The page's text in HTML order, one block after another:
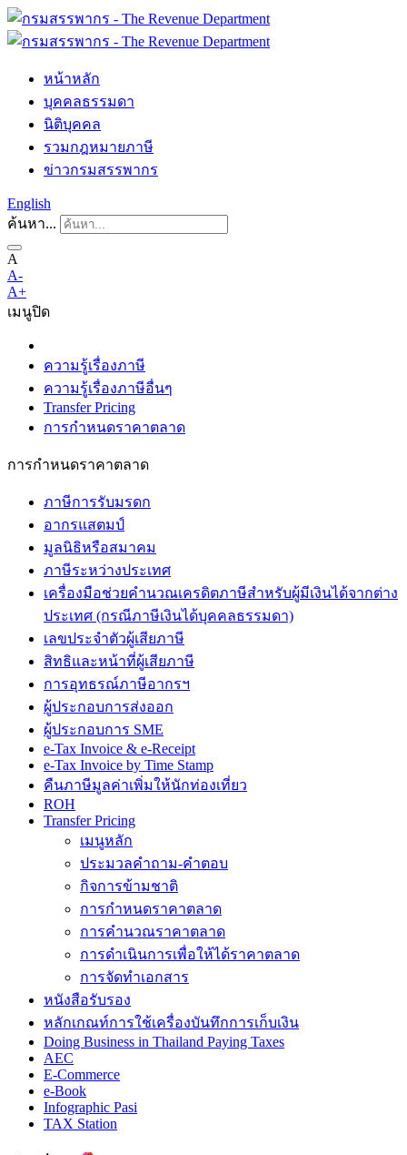
หน้าหลัก
บุคคลธรรมดา
นิติบุคคล
รวมกฎหมายภาษี
ข่าวกรมสรรพากร
English
ค้นหา...
A
A-
A+
เมนูปิด
ความรู้เรื่องภาษี
ความรู้เรื่องภาษีอื่นๆ
Transfer Pricing
การกำหนดราคาตลาด
การกำหนดราคาตลาด
ภาษีการรับมรดก
อากรแสตมป์
มูลนิธิหรือสมาคม
ภาษีระหว่างประเทศ
เครื่องมือช่วยคำนวณเครดิตภาษีสำหรับผู้มีเงินได้จากต่าง
ประเทศ (กรณีภาษีเงินได้บุคคลธรรมดา)
เลขประจำตัวผู้เสียภาษี
สิทธิและหน้าที่ผู้เสียภาษี
การอุทธรณ์ภาษีอากรฯ
ผู้ประกอบการส่งออก
ผู้ประกอบการ SME
e-Tax Invoice & e-Receipt
e-Tax Invoice by Time Stamp
คืนภาษีมูลค่าเพิ่มให้นักท่องเที่ยว
ROH
Transfer Pricing
เมนูหลัก
ประมวลคำถาม-คำตอบ
กิจการข้ามชาติ
การกำหนดราคาตลาด
การคำนวณราคาตลาด
การดำเนินการเพื่อให้ได้ราคาตลาด
การจัดทำเอกสาร
หนังสือรับรอง
หลักเกณท์การใช้เครื่องบันทึกการเก็บเงิน
Doing Business in Thailand Paying Taxes
AEC
E-Commerce
e-Book
Infographic Pasi
TAX Station